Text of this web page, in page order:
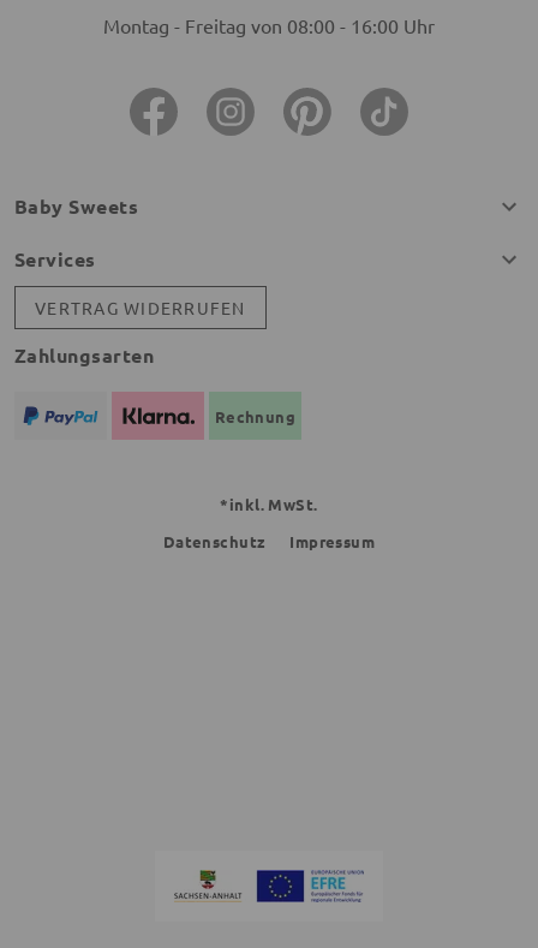
Montag - Freitag von 08:00 - 16:00 Uhr
Baby Sweets
Services
VERTRAG WIDERRUFEN
Zahlungsarten
Rechnung
*inkl. MwSt.
Datenschutz
Impressum